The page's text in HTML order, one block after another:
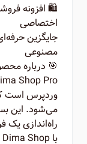
اختصاصی
مصنوعی
🎯 درباره
می‌شود. این
راه‌اندازی یک